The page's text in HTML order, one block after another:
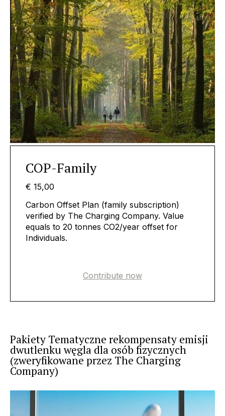
COP-Family
€ 15,00
Carbon Offset Plan (family subscription)
verified by The Charging Company. Value
equals to 20 tonnes CO2/year offset for
Individuals.
Contribute now
Pakiety Tematyczne rekompensaty emisji
dwutlenku węgla dla osób fizycznych
(zweryfikowane przez The Charging
Company)